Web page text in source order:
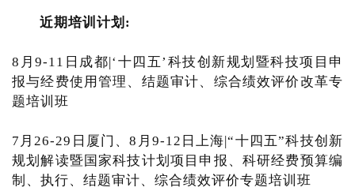
近期培训计划:
8月9-11日成都|‘十四五’科技创新规划暨科技项目申
报与经费使用管理、结题审计、综合绩效评价改革专
题培训班
7月26-29日厦门、8月9-12日上海|“十四五”科技创新
规划解读暨国家科技计划项目申报、科研经费预算编
制、执行、结题审计、综合绩效评价专题培训班